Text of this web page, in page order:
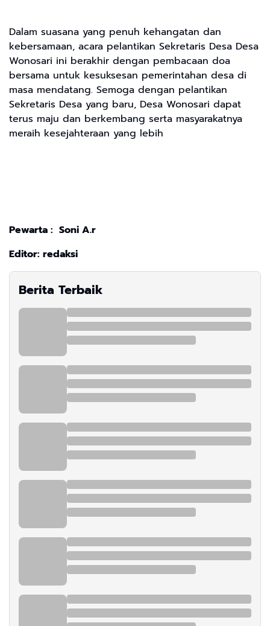
Dalam suasana yang penuh kehangatan dan
kebersamaan, acara pelantikan Sekretaris Desa Desa
Wonosari ini berakhir dengan pembacaan doa
bersama untuk kesuksesan pemerintahan desa di
masa mendatang. Semoga dengan pelantikan
Sekretaris Desa yang baru, Desa Wonosari dapat
terus maju dan berkembang serta masyarakatnya
meraih kesejahteraan yang lebih
Pewarta : Soni A.r
Editor: redaksi
Berita Terbaik